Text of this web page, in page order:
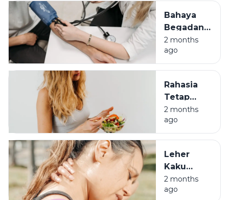
di Usia 30-
an
Bahaya
Begadang
Bagi Anak
Muda:
Awas
Tinggi di
Usia 30
2 months
ago
Rahasia
Tetap
Bugar di
Usia 30
Meski
Jadi Anak
Begadang
2 months
ago
Leher
Kaku
Bukan
Cuma
2 months
ago